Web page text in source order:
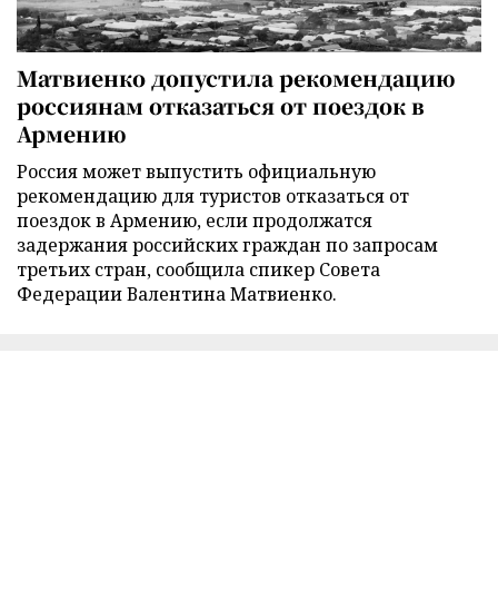
Матвиенко допустила рекомендацию
россиянам отказаться от поездок в
Армению
Россия может выпустить официальную
рекомендацию для туристов отказаться от
поездок в Армению, если продолжатся
задержания российских граждан по запросам
третьих стран, сообщила спикер Совета
Федерации Валентина Матвиенко.